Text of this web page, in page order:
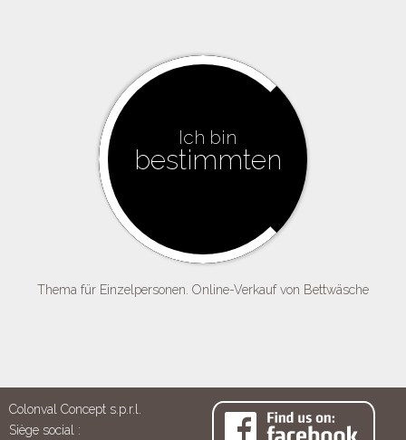
Ich bin
bestimmten
Thema für Einzelpersonen. Online-Verkauf von Bettwäsche
Colonval Concept s.p.r.l.
Siège social :